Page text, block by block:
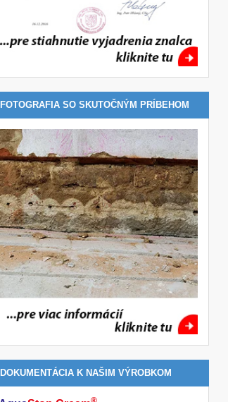
FOTOGRAFIA SO SKUTOČNÝM PRÍBEHOM
DOKUMENTÁCIA K NAŠIM VÝROBKOM